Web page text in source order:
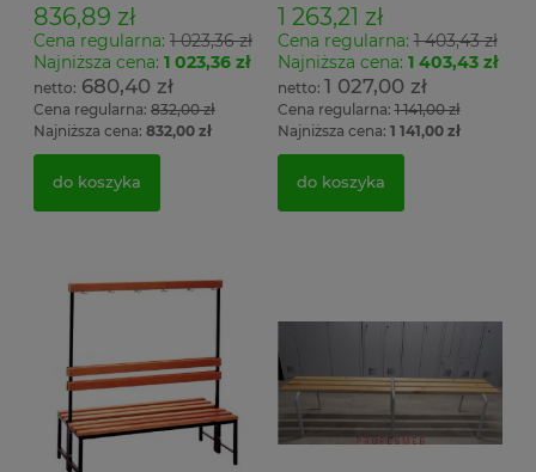
836,89 zł
Cena regularna: 1 023,36 zł
Najniższa cena: 1 023,36 zł
680,40 zł
Cena regularna: 832,00 zł
Najniższa cena: 832,00 zł
do koszyka
1 263,21 zł
Cena regularna:1 403,43 zł
Najniższa cena: 1 403,43 zł
1 027,00 zł
Cena regularna:1 141,00 zł
Najniższa cena: 1 141,00 zł
do koszyka